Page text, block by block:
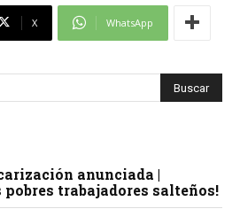
X WhatsApp
anunciada |
pobres trabajadores salteños!